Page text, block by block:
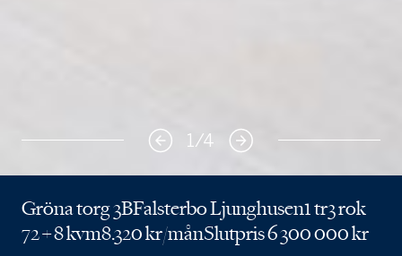
1 /4
Gröna torg 3BFalsterbo Ljunghusen1 tr3 rok
72 + 8 kvm8.320 kr/månSlutpris 6 300 000 kr